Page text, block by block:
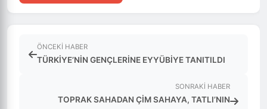
ÖNCEKI HABER
TÜRKİYE’NİN GENÇLERİNE EYYÜBİYE TANITILDI
SONRAKI HABER
TOPRAK SAHADAN ÇİM SAHAYA, TATLI’NIN